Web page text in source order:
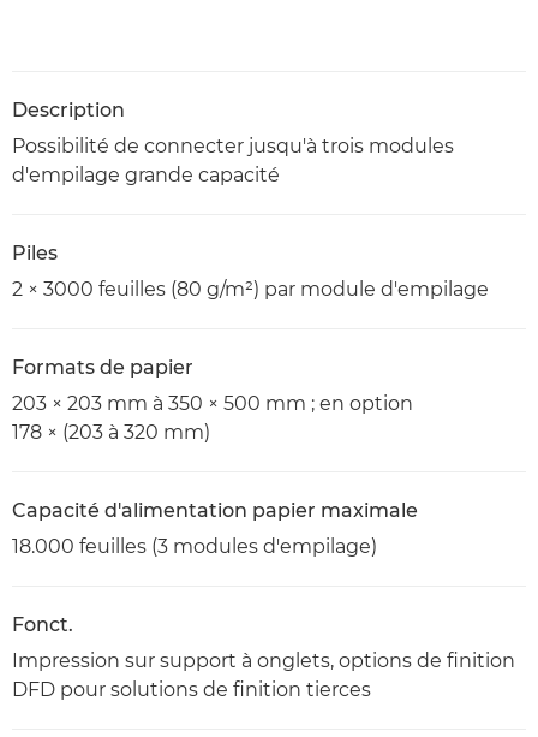
Description
Possibilité de connecter jusqu'à trois modules
d'empilage grande capacité
Piles
2 × 3000 feuilles (80 g/m²) par module d'empilage
Formats de papier
203 × 203 mm à 350 × 500 mm ; en option
178 × (203 à 320 mm)
Capacité d'alimentation papier maximale
18.000 feuilles (3 modules d'empilage)
Fonct.
Impression sur support à onglets, options de finition
DFD pour solutions de finition tierces